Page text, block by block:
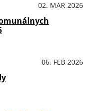
02. MAR 2026
06. FEB 2026